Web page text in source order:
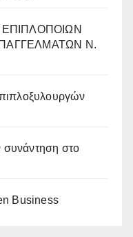
Ν.
στο
Business